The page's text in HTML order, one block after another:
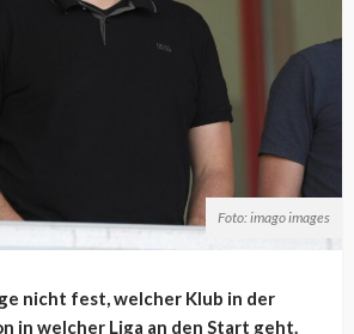
Foto: imago images
nicht fest, welcher Klub in der
in welcher Liga an den Start geht.